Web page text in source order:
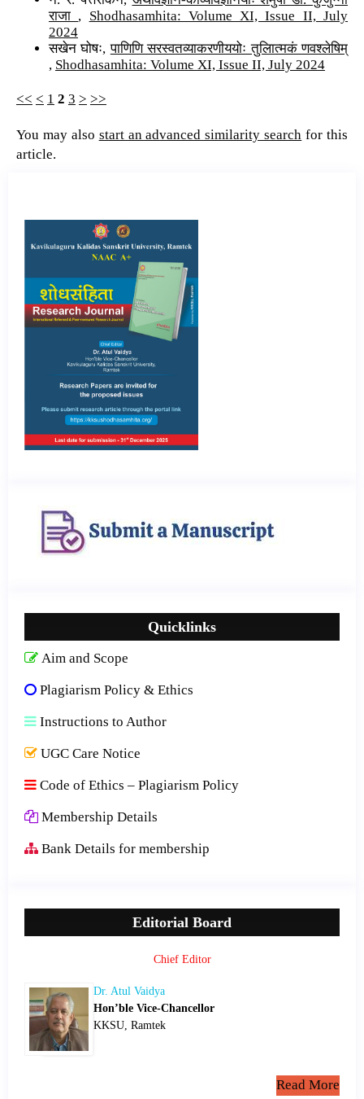
राजा , Shodhasamhita: Volume XI, Issue II, July
2024
सखेन घोषः,पाणिणि सरस्वतव्याकरणीययोः तुलिात्मकं णवश्लेषिम्
, Shodhasamhita: Volume XI, Issue II, July 2024
<< < 1 2 3 > >>
You may also start an advanced similarity search for this
article.
Quicklinks
Aim and Scope
Plagiarism Policy & Ethics
Instructions to Author
UGC Care Notice
Code of Ethics – Plagiarism Policy
Membership Details
Bank Details for membership
Editorial Board
Chief Editor
Dr. Atul Vaidya
Hon’ble Vice-Chancellor
KKSU, Ramtek
Read More